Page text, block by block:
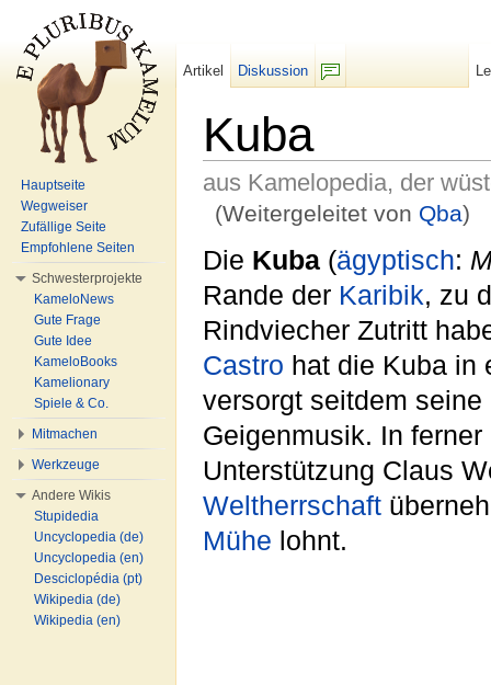
Kuba
aus Kamelopedia, der
(Weitergeleitet von Qba)
Die Kuba (ägyptisch:
Rande der Karibik, zu
Rindviecher Zutritt
Castro hat die Kuba in
versorgt seitdem
Geigenmusik. In ferner
Unterstützung Claus
Weltherrschaft
Mühe lohnt.
Artikel
Diskussion
Hauptseite
Wegweiser
Zufällige Seite
Empfohlene Seiten
Schwesterprojekte
KameloNews
Gute Frage
Gute Idee
KameloBooks
Kamelionary
Spiele & Co.
Mitmachen
Werkzeuge
Andere Wikis
Stupidedia
Uncyclopedia (de)
Uncyclopedia (en)
Desciclopédia (pt)
Wikipedia (de)
Wikipedia (en)